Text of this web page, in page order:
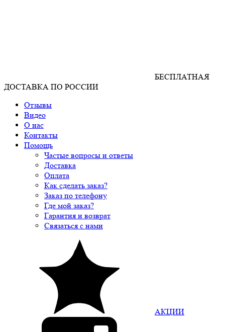
БЕСПЛАТНАЯ
ДОСТАВКА ПО РОССИИ
Отзывы
Видео
О нас
Контакты
Помощь
Частые вопросы и ответы
Доставка
Оплата
Как сделать заказ?
Заказ по телефону
Где мой заказ?
Гарантия и возврат
Связаться с нами
АКЦИИ